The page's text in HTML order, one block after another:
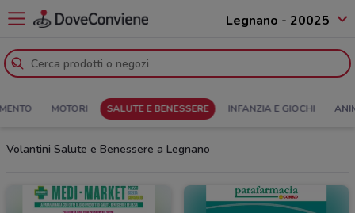
Legnano - 20025
MOTORI SALUTE E BENESSERE INFANZIA E GIOCHI
Volantini Salute e Benessere a Legnano